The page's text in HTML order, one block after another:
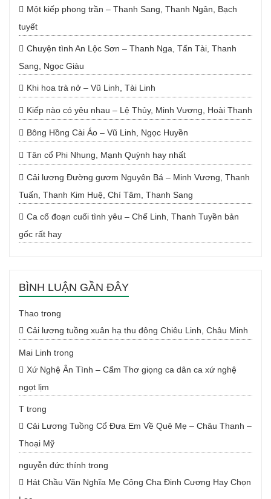
Một kiếp phong trần – Thanh Sang, Thanh Ngân, Bạch
tuyết
Chuyện tình An Lộc Sơn – Thanh Nga, Tấn Tài, Thanh
Sang, Ngọc Giàu
Khi hoa trà nở – Vũ Linh, Tài Linh
Kiếp nào có yêu nhau – Lệ Thủy, Minh Vương, Hoài Thanh
Bông Hồng Cài Áo – Vũ Linh, Ngọc Huyền
Tân cổ Phi Nhung, Mạnh Quỳnh hay nhất
Cải lương Đường gươm Nguyên Bá – Minh Vương, Thanh
Tuấn, Thanh Kim Huệ, Chí Tâm, Thanh Sang
Ca cổ đoạn cuối tình yêu – Chế Linh, Thanh Tuyền bản
gốc rất hay
BÌNH LUẬN GẦN ĐÂY
Thao trong
Cải lương tuồng xuân hạ thu đông Chiêu Linh, Châu Minh
Mai Linh trong
Xứ Nghệ Ân Tình – Cẩm Thơ giọng ca dân ca xứ nghệ
ngọt lịm
T trong
Cải Lương Tuồng Cổ Đưa Em Về Quê Mẹ – Châu Thanh –
Thoại Mỹ
nguyễn đức thính trong
Hát Chầu Văn Nghĩa Mẹ Công Cha Đinh Cương Hay Chọn